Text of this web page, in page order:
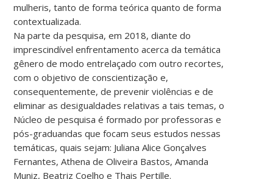
mulheris, tanto de forma teórica quanto de forma
contextualizada.
Na parte da pesquisa, em 2018, diante do
imprescindível enfrentamento acerca da temática
gênero de modo entrelaçado com outro recortes,
com o objetivo de conscientização e,
consequentemente, de prevenir violências e de
eliminar as desigualdades relativas a tais temas, o
Núcleo de pesquisa é formado por professoras e
pós-graduandas que focam seus estudos nessas
temáticas, quais sejam: Juliana Alice Gonçalves
Fernantes, Athena de Oliveira Bastos, Amanda
Muniz, Beatriz Coelho e Thais Pertille.